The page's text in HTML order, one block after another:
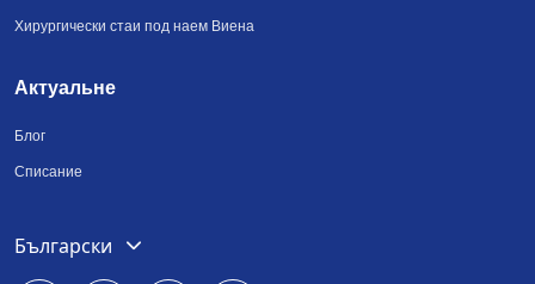
Хирургически стаи под наем Виена
Актуальне
Блог
Списание
Български
Deutsch